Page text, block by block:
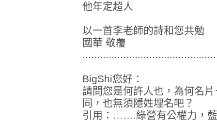
他年定超人
以一首李老師的詩和您共勉
國華 敬覆
BigShi您好：
請問您是何許人也，為何名
同，也無須隱姓埋名吧？
引用：…….綠營有公權力，